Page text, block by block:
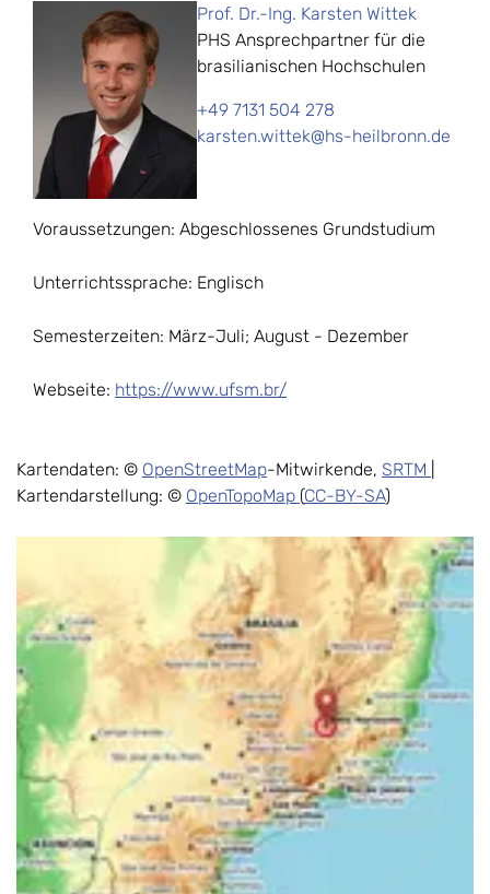
Prof. Dr.-Ing. Karsten Wittek
PHS Ansprechpartner für die
brasilianischen Hochschulen
+49 7131 504 278
karsten.wittek@hs-heilbronn.de
Voraussetzungen: Abgeschlossenes Grundstudium
Unterrichtssprache: Englisch
Semesterzeiten: März-Juli; August - Dezember
Webseite: https://www.ufsm.br/
Kartendaten: © OpenStreetMap-Mitwirkende, SRTM
Kartendarstellung: © OpenTopoMap (CC-BY-SA)